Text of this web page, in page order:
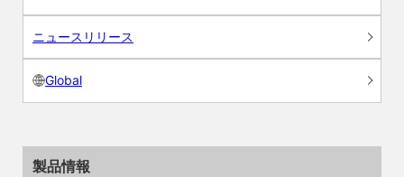
ニュースリリース
Global
製品情報